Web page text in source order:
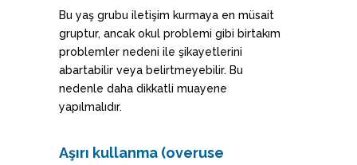
Bu yaş grubu iletişim kurmaya en müsait
gruptur, ancak okul problemi gibi birtakım
problemler nedeni ile şikayetlerini
abartabilir veya belirtmeyebilir. Bu
nedenle daha dikkatli muayene
yapılmalıdır.
Aşırı kullanma (overuse